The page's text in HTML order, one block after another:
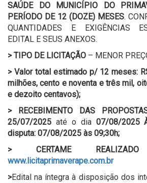
SAÚDE DO MUNICÍPIO DO
PERÍODO DE 12 (DOZE) MESES.
QUANTIDADES E EXIGÊNCIAS
EDITAL E SEUS ANEXOS.
> TIPO DE LICITAÇÃO – MENOR
> Valor total estimado p/ 12 meses:
milhões, cento e noventa e três mil,
e dezoito centavos);
> RECEBIMENTO DAS
25/07/2025 até o dia07/08/2025
disputa: 07/08/2025 às 09;30h;
> CERTAME
www.licitaprimaverape.com.br
>Edital na íntegra à disposição dos